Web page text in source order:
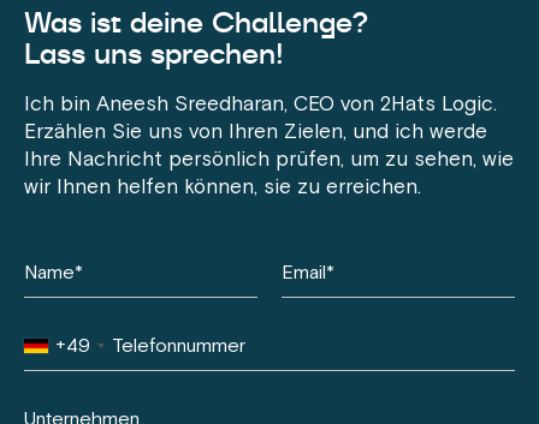
Was ist deine Challenge?
Lass uns sprechen!
Ich bin Aneesh Sreedharan, CEO von 2Hats Logic.
Erzählen Sie uns von Ihren Zielen, und ich werde
Ihre Nachricht persönlich prüfen, um zu sehen, wie
wir Ihnen helfen können, sie zu erreichen.
+49